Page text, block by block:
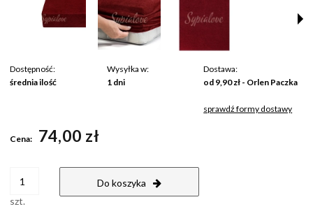
Dostępność:
średnia ilość
Wysyłka w:
1 dni
Dostawa:
od 9,90 zł - Orlen Paczka
sprawdź formy dostawy
Cena: 74,00 zł
szt.
Do koszyka